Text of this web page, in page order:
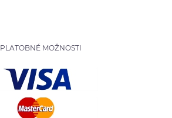
PLATOBNÉ MOŽNOSTI